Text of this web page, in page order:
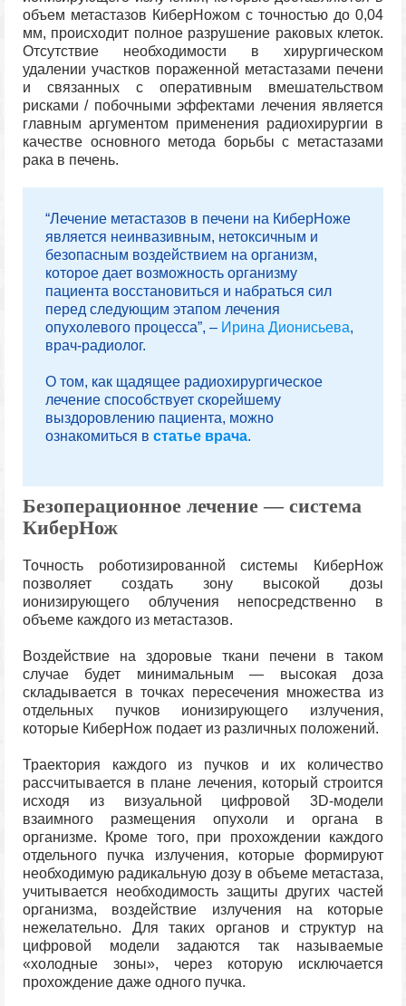
объем метастазов КиберНожом с точностью до 0,04
мм, происходит полное разрушение раковых клеток.
Отсутствие необходимости в хирургическом
удалении участков пораженной метастазами печени
и связанных с оперативным вмешательством
рисками / побочными эффектами лечения является
главным аргументом применения радиохирургии в
качестве основного метода борьбы с метастазами
рака в печень.
“Лечение метастазов в печени на КиберНоже
является неинвазивным, нетоксичным и
безопасным воздействием на организм,
которое дает возможность организму
пациента восстановиться и набраться сил
перед следующим этапом лечения
опухолевого процесса”, – Ирина Дионисьева,
врач-радиолог.
О том, как щадящее радиохирургическое
лечение способствует скорейшему
выздоровлению пациента, можно
ознакомиться в статье врача.
Безоперационное лечение — система
КиберНож
Точность роботизированной системы КиберНож
позволяет создать зону высокой дозы
ионизирующего облучения непосредственно в
объеме каждого из метастазов.
Воздействие на здоровые ткани печени в таком
случае будет минимальным — высокая доза
складывается в точках пересечения множества из
отдельных пучков ионизирующего излучения,
которые КиберНож подает из различных положений.
Траектория каждого из пучков и их количество
рассчитывается в плане лечения, который строится
исходя из визуальной цифровой 3D-модели
взаимного размещения опухоли и органа в
организме. Кроме того, при прохождении каждого
отдельного пучка излучения, которые формируют
необходимую радикальную дозу в объеме метастаза,
учитывается необходимость защиты других частей
организма, воздействие излучения на которые
нежелательно. Для таких органов и структур на
цифровой модели задаются так называемые
«холодные зоны», через которую исключается
прохождение даже одного пучка.